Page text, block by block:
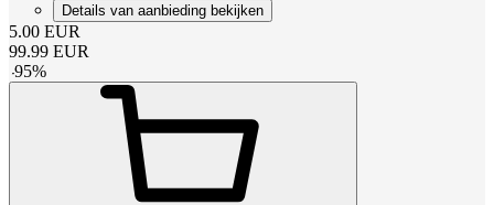
Details van aanbieding bekijken
5.00 EUR
99.99 EUR
-95%